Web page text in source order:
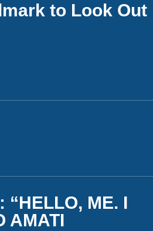
to Look Out
“HELLO, ME. I
AMATI